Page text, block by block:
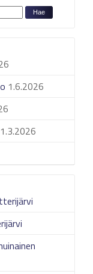
1.6.2026